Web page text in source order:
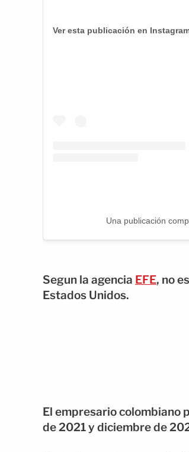
Ver esta publicación en
Una publicación
Segun la agencia EFE, no
Estados Unidos.
El empresario colombiano
de 2021 y diciembre de